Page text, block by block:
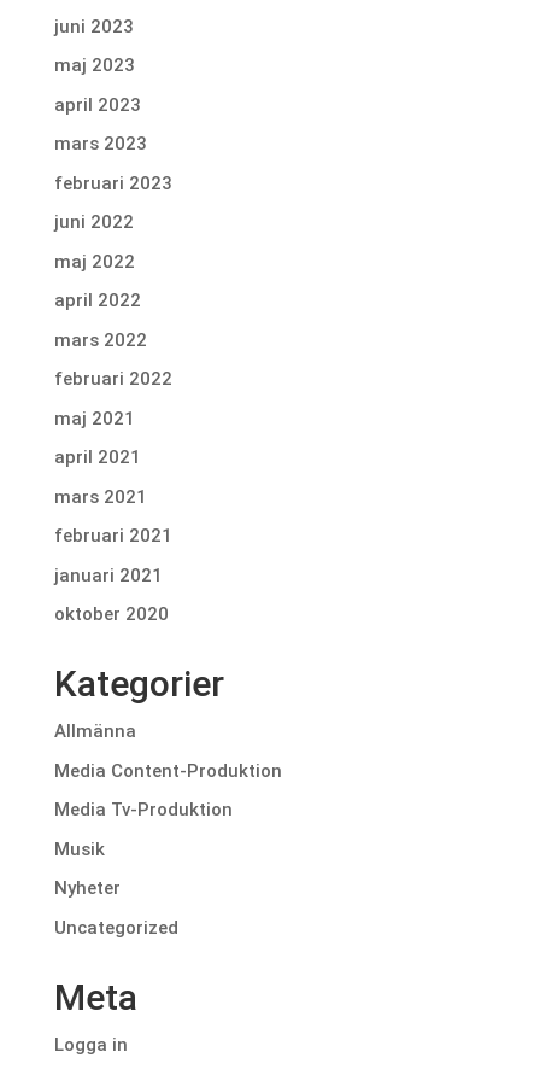
juni 2023
maj 2023
april 2023
mars 2023
februari 2023
juni 2022
maj 2022
april 2022
mars 2022
februari 2022
maj 2021
april 2021
mars 2021
februari 2021
januari 2021
oktober 2020
Kategorier
Allmänna
Media Content-Produktion
Media Tv-Produktion
Musik
Nyheter
Uncategorized
Meta
Logga in